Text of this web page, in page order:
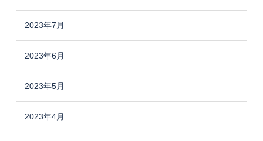
2023年7月
2023年6月
2023年5月
2023年4月